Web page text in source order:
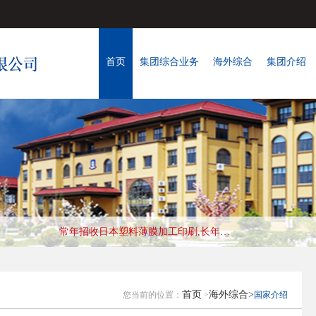
首页 集团综合业务 海外综合 集团介绍
常年招收日本纸箱制造工种,长年优秀会社，收入好,待遇高 工作地:兵库县
您当前的位置： 首页 >海外综合> 国家介绍